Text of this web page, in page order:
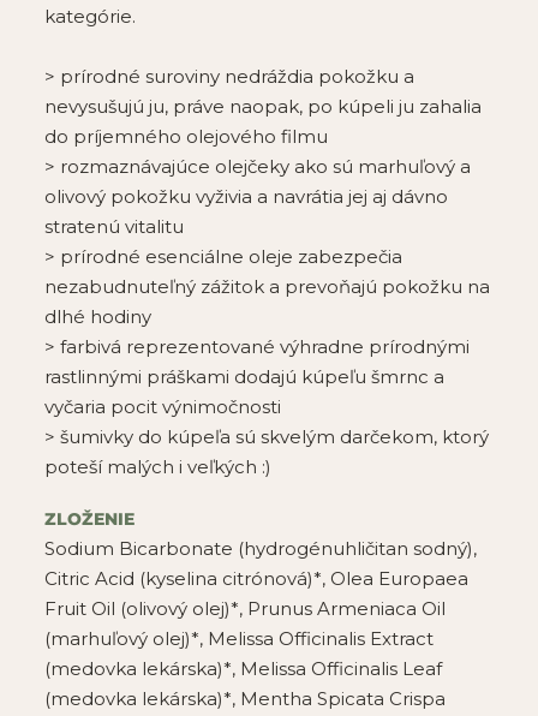
kategórie.
> prírodné suroviny nedráždia pokožku a
nevysušujú ju, práve naopak, po kúpeli ju zahalia
do príjemného olejového filmu
> rozmaznávajúce olejčeky ako sú marhuľový a
olivový pokožku vyživia a navrátia jej aj dávno
stratenú vitalitu
> prírodné esenciálne oleje zabezpečia
nezabudnuteľný zážitok a prevoňajú pokožku na
dlhé hodiny
> farbivá reprezentované výhradne prírodnými
rastlinnými práškami dodajú kúpeľu šmrnc a
vyčaria pocit výnimočnosti
>šumivky do kúpeľa sú skvelým darčekom, ktorý
poteší malých i veľkých :)
ZLOŽENIE
Sodium Bicarbonate (hydrogénuhličitan sodný),
Citric Acid (kyselina citrónová)*, Olea Europaea
Fruit Oil (olivový olej)*, Prunus Armeniaca Oil
(marhuľový olej)*, Melissa Officinalis Extract
(medovka lekárska)*, Melissa Officinalis Leaf
(medovka lekárska)*, Mentha Spicata Crispa